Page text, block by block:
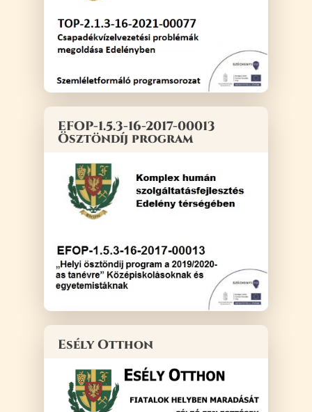
EFOP-1.5.3-16-2017-00013
Ösztöndíj program
Esély Otthon